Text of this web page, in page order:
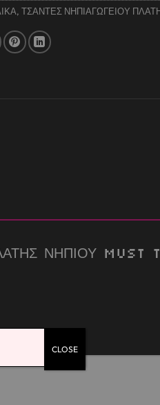
,ΤΣΑΝΤΕΣ ΝΗΠΙΑΓΩΓΕΙΟΥ
ΝΗΠΙΟΥ MUST
CLOSE